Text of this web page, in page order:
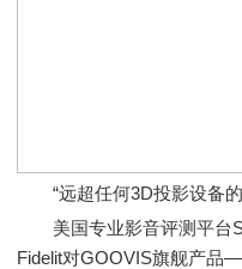
“远超任何3D投影设备的
美国专业影音评测平台
Fidelit对GOOVIS旗舰产品